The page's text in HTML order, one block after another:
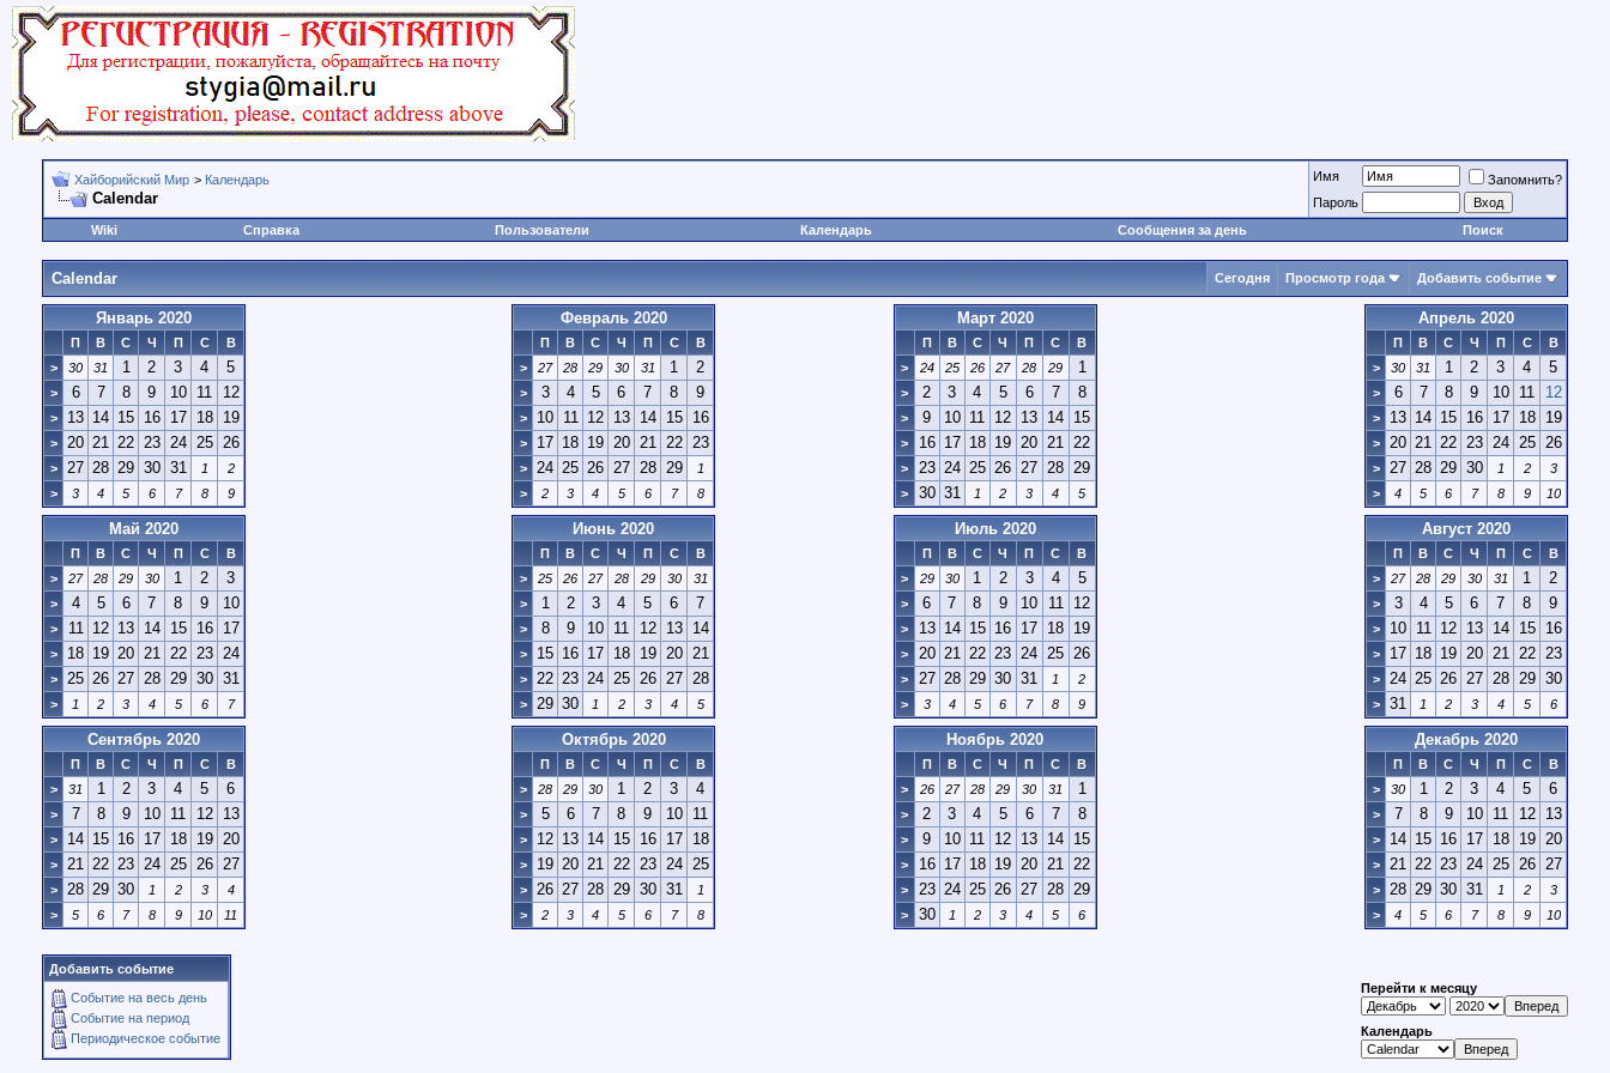
Хайборийский Мир > Календарь
Calendar
Имя
Запомнить?
Пароль
Wiki
Справка Пользователи Календарь Сообщения за день Поиск
Calendar Сегодня Просмотр года Добавить событие
Январь 2020
П В С Ч П С
В
>
30 31 1 2 3 4 5
> 6 7 8 9 10 11 12
> 13 14 15 16 17 18 19
> 20 21 22 23 24 25 26
> 27 28 29 30 31 1
2
>
3 4 5 6 7 8 9
Февраль 2020
П В С Ч П С
В
>
27 28 29 30 31 1 2
> 3 4 5 6 7 8 9
> 10 11 12 13 14 15 16
> 17 18 19 20 21 22 23
> 24 25 26 27 28 29
1
>
2 3 4 5 6 7 8
Март 2020
П В С Ч П С
В
>
24 25 26 27 28 29 1
> 2 3 4 5 6 7 8
> 9 10 11 12 13 14 15
> 16 17 18 19 20 21 22
> 23 24 25 26 27 28 29
> 30 31 1 2 3 4 5
Апрель 2020
П В С Ч П С
В
>
30 31 1 2 3 4 5
> 6 7 8 9 10 11 12
> 13 14 15 16 17 18 19
> 20 21 22 23 24 25 26
> 27 28 29 30 1 2
3
>
4 5 6 7 8 9 10
Май 2020
П В С Ч П С
В
>
27 28 29 30 1 2 3
> 4 5 6 7 8 9 10
> 11 12 13 14 15 16 17
> 18 19 20 21 22 23 24
> 25 26 27 28 29 30 31
> 1 2 3 4 5 6 7
Июнь 2020
П В С Ч П С
В
>
25 26 27 28 29 30
31
>
1 2 3 4 5 6 7
> 8 9 10 11 12 13 14
> 15 16 17 18 19 20 21
> 22 23 24 25 26 27 28
> 29 30 1 2 3 4 5
Июль 2020
П В С Ч П С
В
>
29 30 1 2 3 4 5
> 6 7 8 9 10 11 12
> 13 14 15 16 17 18 19
> 20 21 22 23 24 25 26
> 27 28 29 30 31 1
2
>
3 4 5 6 7 8 9
Август 2020
П В С Ч П С
В
>
27 28 29 30 31 1 2
> 3 4 5 6 7 8 9
> 10 11 12 13 14 15 16
> 17 18 19 20 21 22 23
> 24 25 26 27 28 29 30
> 31 1 2 3 4 5 6
Сентябрь 2020
П В С Ч П С
В
>
31 1 2 3 4 5 6
> 7 8 9 10 11 12 13
> 14 15 16 17 18 19 20
> 21 22 23 24 25 26 27
> 28 29 30 1 2 3
4
>
5 6 7 8 9 10 11
Октябрь 2020
П В С Ч П С
В
>
28 29 30 1 2 3 4
> 5 6 7 8 9 10 11
> 12 13 14 15 16 17 18
> 19 20 21 22 23 24 25
> 26 27 28 29 30 31
1
>
2 3 4 5 6 7 8
Ноябрь 2020
П В С Ч П С
В
>
26 27 28 29 30 31 1
> 2 3 4 5 6 7 8
> 9 10 11 12 13 14 15
> 16 17 18 19 20 21 22
> 23 24 25 26 27 28 29
> 30 1 2 3 4 5 6
Декабрь 2020
П В С Ч П С
В
>
30 1 2 3 4 5 6
> 7 8 9 10 11 12 13
> 14 15 16 17 18 19 20
> 21 22 23 24 25 26 27
> 28 29 30 31 1 2
3
>
4 5 6 7 8 9 10
Добавить событие
Событие на весь день
Событие на период
Периодическое событие
Перейти к месяцу
Календарь